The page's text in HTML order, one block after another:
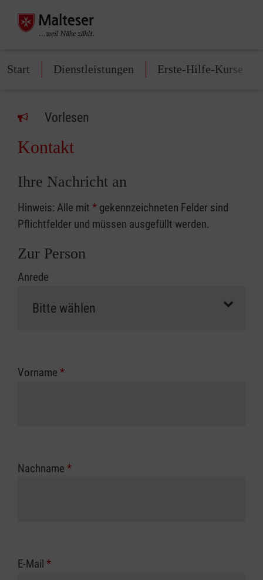
Start Dienstleistungen Erste-Hilfe-Kurse
Vorlesen
Kontakt
Ihre Nachricht an
Hinweis: Alle mit * gekennzeichneten Felder sind
Pflichtfelder und müssen ausgefüllt werden.
Zur Person
Anrede
Vorname *
Nachname *
E-Mail *